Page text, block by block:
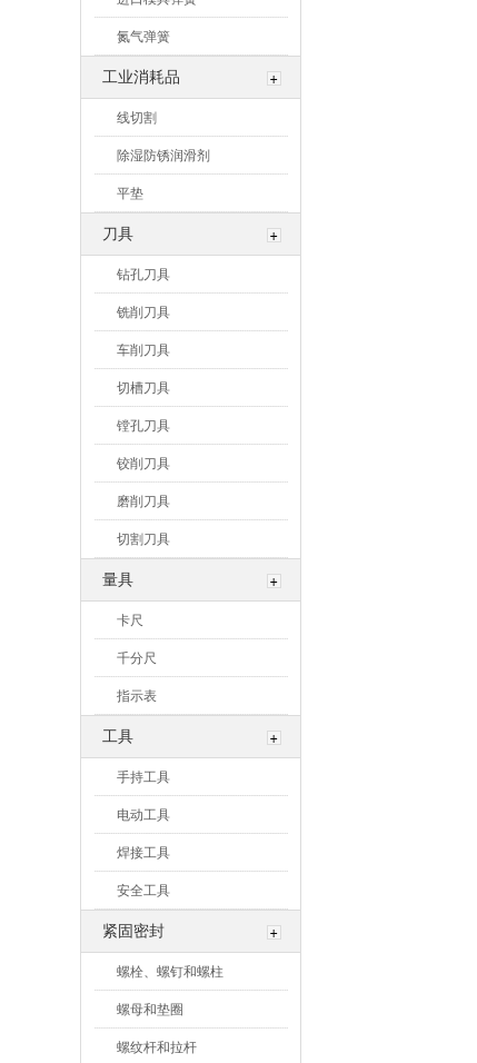
氮气弹簧
工业消耗品
线切割
除湿防锈润滑剂
平垫
刀具
钻孔刀具
铣削刀具
车削刀具
切槽刀具
镗孔刀具
铰削刀具
磨削刀具
切割刀具
量具
卡尺
千分尺
指示表
工具
手持工具
电动工具
焊接工具
安全工具
紧固密封
螺栓、螺钉和螺柱
螺母和垫圈
螺纹杆和拉杆